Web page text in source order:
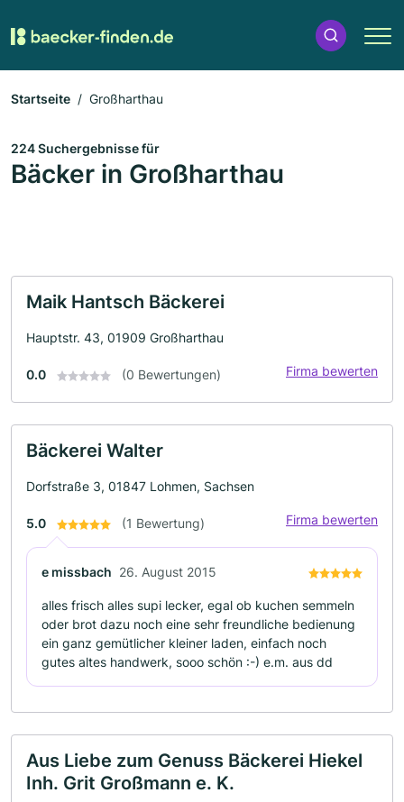
Startseite Großharthau
224 Suchergebnisse für
Bäcker in Großharthau
Maik Hantsch Bäckerei
Hauptstr. 43, 01909 Großharthau
0.0 (0 Bewertungen) Firma bewerten
Bäckerei Walter
Dorfstraße 3, 01847 Lohmen, Sachsen
5.0 (1 Bewertung) Firma bewerten
e missbach 26. August 2015
alles frisch alles supi lecker, egal ob kuchen semmeln
oder brot dazu noch eine sehr freundliche bedienung
ein ganz gemütlicher kleiner laden, einfach noch
gutes altes handwerk, sooo schön :-) e.m. aus dd
Aus Liebe zum Genuss Bäckerei Hiekel
Inh. Grit Großmann e. K.